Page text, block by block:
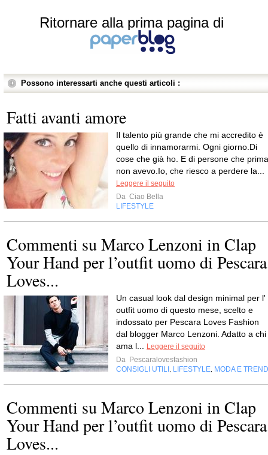
Ritornare alla prima pagina di
Possono interessarti anche questi articoli :
Fatti avanti amore
Il talento più grande che mi accredito è
quello di innamorarmi. Ogni giorno.Di
cose che già ho. E di persone che prima
non avevo.Io, che riesco a perdere la...
Leggere il seguito
Da Ciao Bella
LIFESTYLE
Commenti su Marco Lenzoni in Clap
Your Hand per l’outfit uomo di Pescara
Loves...
Un casual look dal design minimal per l'
outfit uomo di questo mese, scelto e
indossato per Pescara Loves Fashion
dal blogger Marco Lenzoni. Adatto a chi
ama l...
Leggere il seguito
Da Pescaralovesfashion
CONSIGLI UTILI
LIFESTYLE MODA E TREND
Commenti su Marco Lenzoni in Clap
Your Hand per l’outfit uomo di Pescara
Loves...